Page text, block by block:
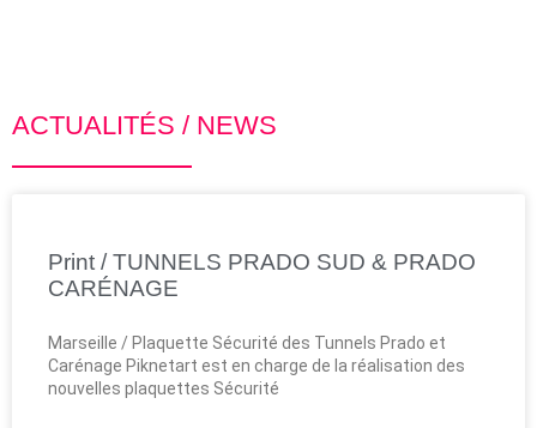
ACTUALITÉS / NEWS
Print / TUNNELS PRADO SUD & PRADO
CARÉNAGE
Marseille / Plaquette Sécurité des Tunnels Prado et
Carénage Piknetart est en charge de la réalisation des
nouvelles plaquettes Sécurité